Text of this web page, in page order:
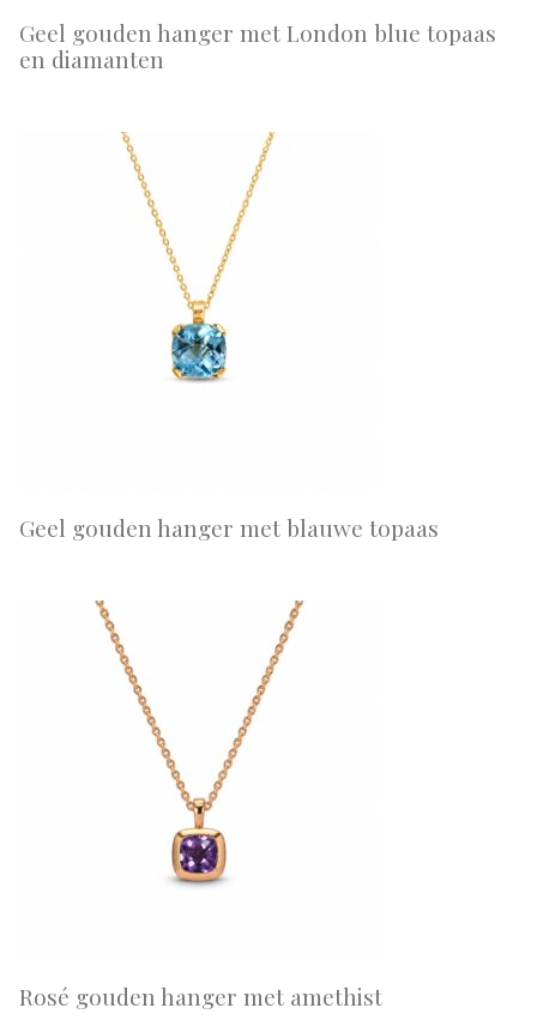
Geel gouden hanger met London blue topaas
en diamanten
Geel gouden hanger met blauwe topaas
Rosé gouden hanger met amethist